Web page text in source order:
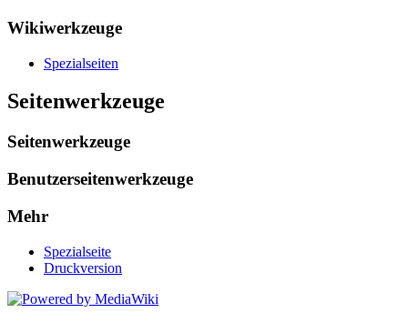
Wikiwerkzeuge
Spezialseiten
Seitenwerkzeuge
Seitenwerkzeuge
Benutzerseitenwerkzeuge
Mehr
Spezialseite
Druckversion